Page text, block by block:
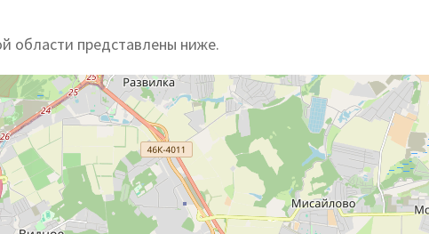
области представлены ниже.